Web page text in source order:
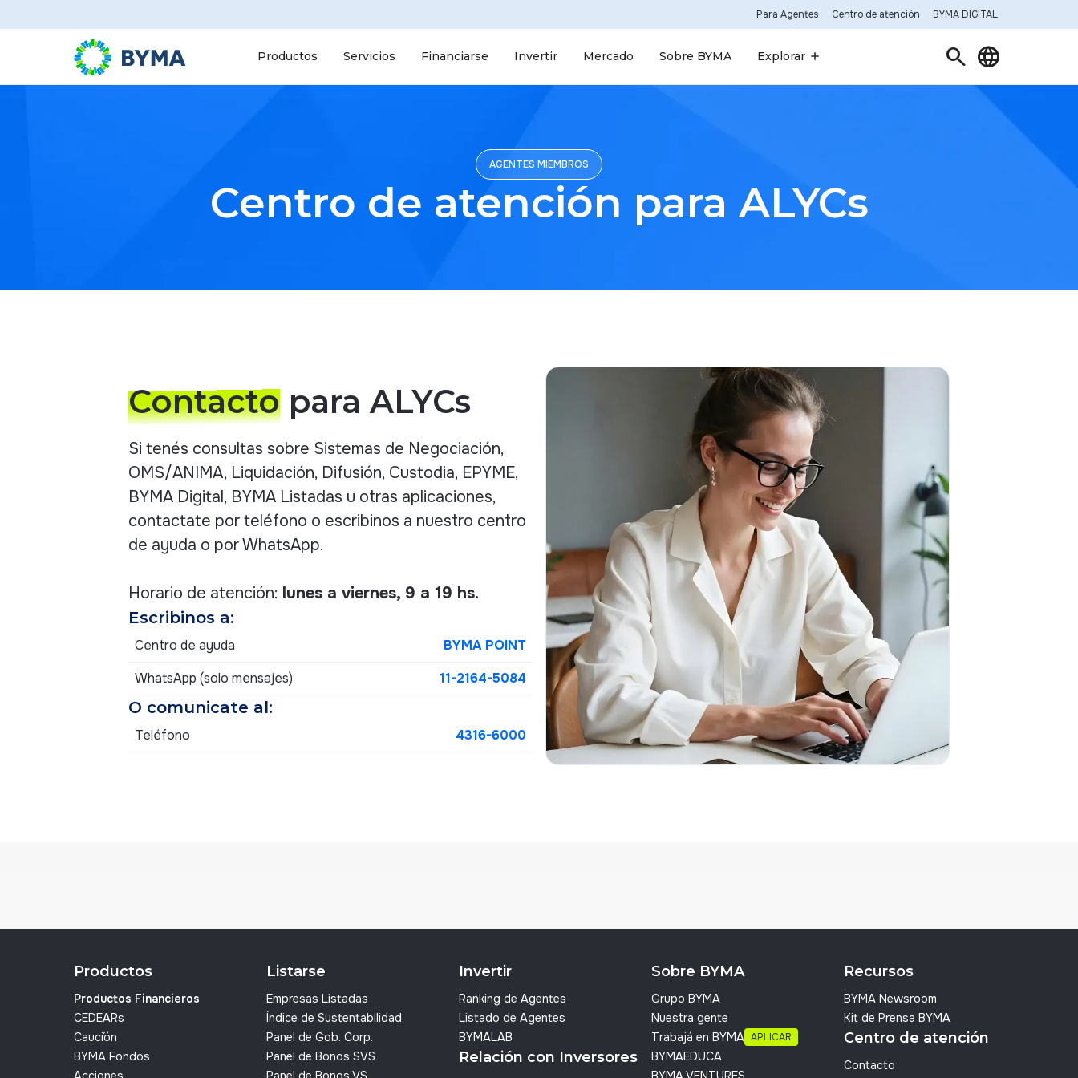
Para Agentes Centro de atención BYMA DIGITAL
Productos Servicios Financiarse Invertir Mercado Sobre BYMA Explorar search language
AGENTES MIEMBROS
Centro de atención para ALYCs
Contacto para ALYCs
Si tenés consultas sobre Sistemas de Negociación,
OMS/ANIMA, Liquidación, Difusión, Custodia, EPYME,
BYMA Digital, BYMA Listadas u otras aplicaciones,
contactate por teléfono o escribinos a nuestro centro
de ayuda o por WhatsApp.
Horario de atención: lunes a viernes, 9 a 19 hs.
Escribinos a:
Centro de ayuda
BYMA POINT
WhatsApp (solo mensajes)
11-2164-5084
O comunicate al:
Teléfono 4316-6000
Productos
Productos Financieros
CEDEARs
Cauci´ón
BYMA Fondos
Listarse
Empresas Listadas
Índice de Sustentabilidad
Panel de Gob. Corp.
Panel de Bonos SVS
Invertir
Ranking de Agentes
Listado de Agentes
BYMALAB
Relación con Inversores
Sobre BYMA
Grupo BYMA
Nuestra gente
Trabajá en BYMA APLICAR
BYMAEDUCA
Recursos
BYMA Newsroom
Kit de Prensa BYMA
Centro de atención
Contacto